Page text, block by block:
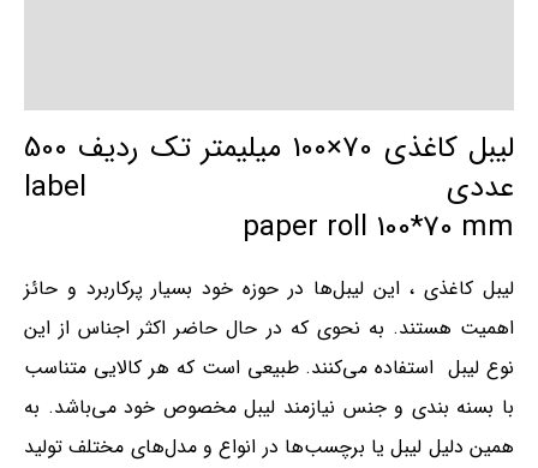
لیبل کاغذی 70×100 میلیمتر تک ردیف 500
عددی label
paper roll 100*70 mm
لیبل کاغذی ، این لیبل‌ها در حوزه خود بسیار پرکاربرد و حائز
اهمیت هستند. به نحوی که در حال حاضر اکثر اجناس از این
نوع لیبل استفاده می‌کنند. طبیعی است که هر کالایی متناسب
با بسنه بندی و جنس نیازمند لیبل مخصوص خود می‌باشد. به
همین دلیل لیبل‌ یا برچسب‌ها در انواع و مدل‌های مختلف تولید